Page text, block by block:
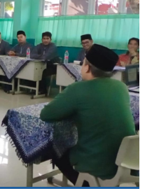
Tanti Amalia, S.Pd
NIP